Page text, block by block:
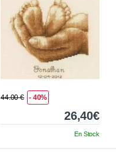
44.00 € - 40%
26,40€
En Stock